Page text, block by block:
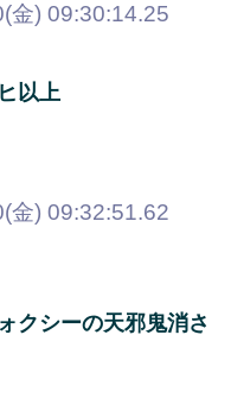
金) 09:30:14.25
以上
金) 09:32:51.62
クシーの天邪鬼消さ